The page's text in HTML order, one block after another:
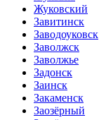
Жуковский
Завитинск
Заводоуковск
Заволжск
Заволжье
Задонск
Заинск
Закаменск
Заозёрный